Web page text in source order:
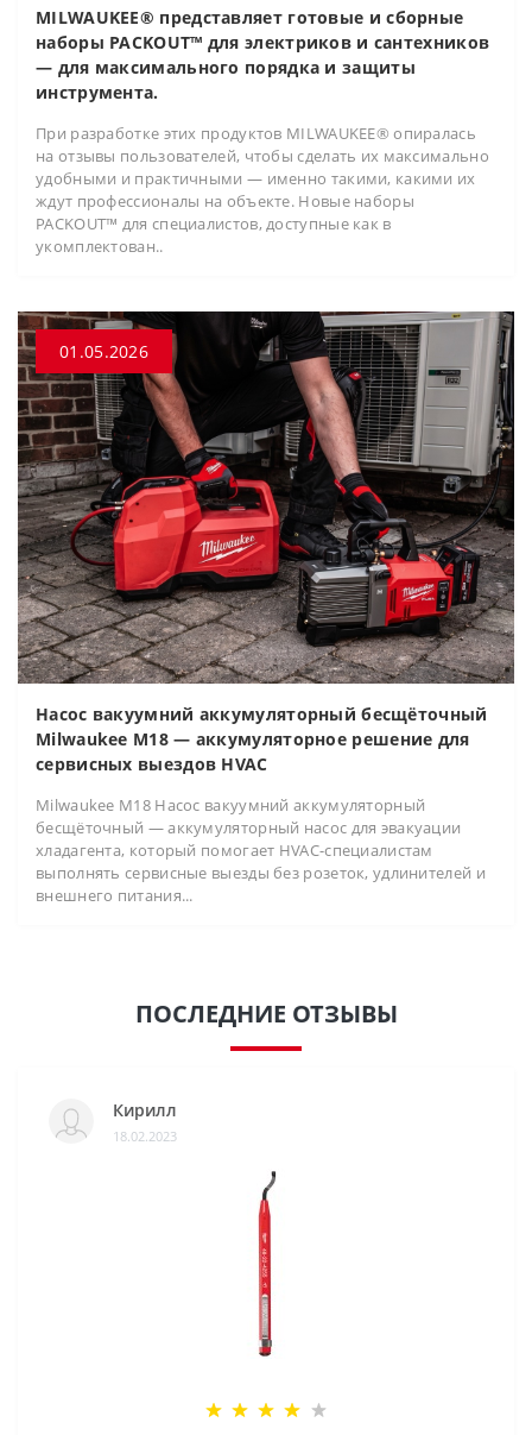
MILWAUKEE® представляет готовые и сборные
наборы PACKOUT™ для электриков и сантехников
— для максимального порядка и защиты
инструмента.
При разработке этих продуктов MILWAUKEE® опиралась
на отзывы пользователей, чтобы сделать их максимально
удобными и практичными — именно такими, какими их
ждут профессионалы на объекте. Новые наборы
PACKOUT™ для специалистов, доступные как в
укомплектован..
01.05.2026
Насос вакуумний аккумуляторный бесщёточный
Milwaukee M18 — аккумуляторное решение для
сервисных выездов HVAC
Milwaukee M18 Насос вакуумний аккумуляторный
бесщёточный — аккумуляторный насос для эвакуации
хладагента, который помогает HVAC-специалистам
выполнять сервисные выезды без розеток, удлинителей и
внешнего питания...
ПОСЛЕДНИЕ ОТЗЫВЫ
Кирилл
18.02.2023